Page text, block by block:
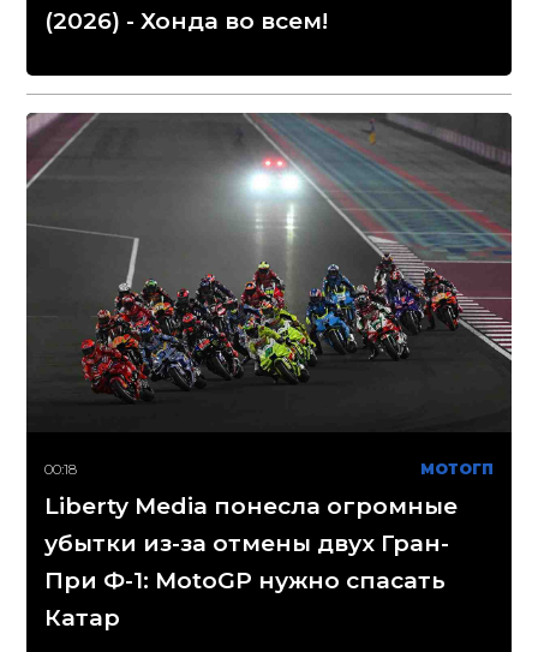
(2026) - Хонда во всем!
00:18 МОТОГП
Liberty Media понесла огромные
убытки из-за отмены двух Гран-
При Ф-1: MotoGP нужно спасать
Катар